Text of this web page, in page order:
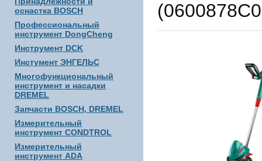
оснастка BOSCH
Профессиональный
инструмент DongCheng
Инструмент DCK
Инстумент ЭНГЕЛЬС
Многофункциональный
инструмент и насадки
DREMEL
Запчасти BOSCH, DREMEL
Измерительный
инструмент CONDTROL
Измерительный
инструмент ADA